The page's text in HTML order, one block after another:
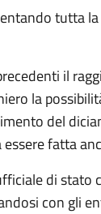
tutta
il
la
del
fatta
di stato
con gli